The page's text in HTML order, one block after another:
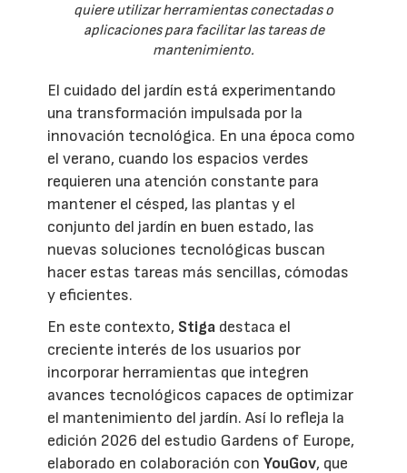
quiere utilizar herramientas conectadas o
aplicaciones para facilitar las tareas de
mantenimiento.
El cuidado del jardín está experimentando
una transformación impulsada por la
innovación tecnológica. En una época como
el verano, cuando los espacios verdes
requieren una atención constante para
mantener el césped, las plantas y el
conjunto del jardín en buen estado, las
nuevas soluciones tecnológicas buscan
hacer estas tareas más sencillas, cómodas
y eficientes.
En este contexto, Stiga destaca el
creciente interés de los usuarios por
incorporar herramientas que integren
avances tecnológicos capaces de optimizar
el mantenimiento del jardín. Así lo refleja la
edición 2026 del estudio Gardens of Europe,
elaborado en colaboración conYouGov, que